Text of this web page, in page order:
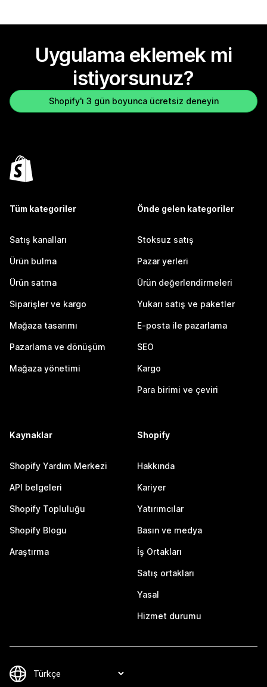
Uygulama eklemek mi
istiyorsunuz?
Shopify'ı 3 gün boyunca ücretsiz deneyin
Tüm kategoriler
Satış kanalları
Ürün bulma
Ürün satma
Siparişler ve kargo
Mağaza tasarımı
Pazarlama ve dönüşüm
Mağaza yönetimi
Önde gelen kategoriler
Stoksuz satış
Pazar yerleri
Ürün değerlendirmeleri
Yukarı satış ve paketler
E-posta ile pazarlama
SEO
Kargo
Para birimi ve çeviri
Kaynaklar
Shopify Yardım Merkezi
API belgeleri
Shopify Topluluğu
Shopify Blogu
Araştırma
Shopify
Hakkında
Kariyer
Yatırımcılar
Basın ve medya
İş Ortakları
Satış ortakları
Yasal
Hizmet durumu